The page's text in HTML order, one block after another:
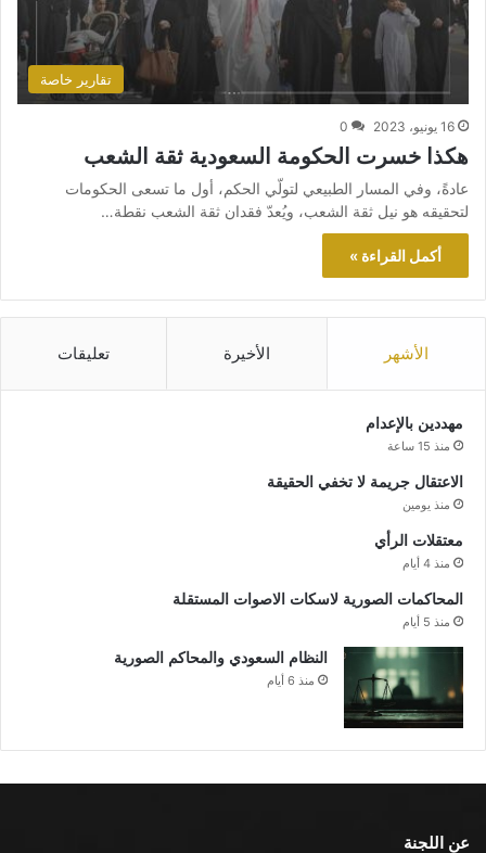
تقارير خاصة
16 يونيو، 2023 0
هكذا خسرت الحكومة السعودية ثقة الشعب
عادةً، وفي المسار الطبيعي لتولّي الحكم، أول ما تسعى الحكومات
لتحقيقه هو نيل ثقة الشعب، ويُعدّ فقدان ثقة الشعب نقطة…
أكمل القراءة »
الأشهر الأخيرة تعليقات
مهددين بالإعدام
منذ 15 ساعة
الاعتقال جريمة لا تخفي الحقيقة
منذ يومين
معتقلات الرأي
منذ 4 أيام
المحاكمات الصورية لاسكات الاصوات المستقلة
منذ 5 أيام
النظام السعودي والمحاكم الصورية
منذ 6 أيام
عن اللجنة